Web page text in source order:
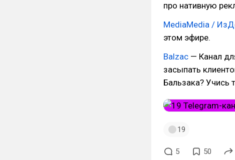
про нативную
MediaMedia /
этом эфире.
Balzac — Канал
засыпать
Бальзака? Учись
19
5 50